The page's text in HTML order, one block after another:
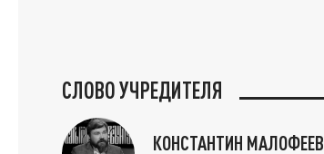
СЛОВО УЧРЕДИТЕЛЯ
КОНСТАНТИН МАЛОФЕЕВ